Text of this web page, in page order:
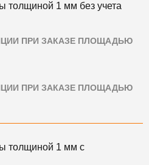
толщиной 1 мм без учета
ПРИ ЗАКАЗЕ ПЛОЩАДЬЮ
ПРИ ЗАКАЗЕ ПЛОЩАДЬЮ
толщиной 1 мм с